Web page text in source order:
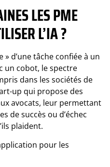
LES PME
L’IA?
d’une tâche confiée à un
un cobot, le spectre
dans les sociétés de
up qui propose des
avocats, leur permettant
de succès ou d’échec
plaident.
pour les